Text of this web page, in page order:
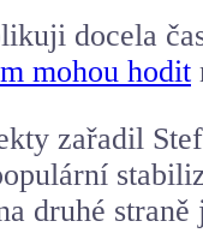
docela
mohou hodit
zařadil
druhé